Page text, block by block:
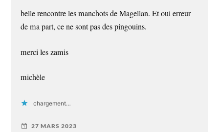
belle rencontre les manchots de Magellan. Et oui erreur
de ma part, ce ne sont pas des pingouins.
merci les zamis
michèle
chargement…
27 MARS 2023